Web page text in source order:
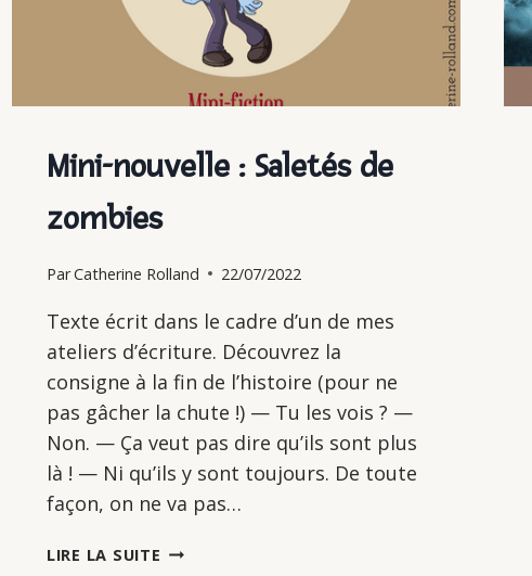
Mini-nouvelle : Saletés de
zombies
ParCatherine Rolland 22/07/2022
Texte écrit dans le cadre d’un de mes
ateliers d’écriture. Découvrez la
consigne à la fin de l’histoire (pour ne
pas gâcher la chute !) — Tu les vois ? —
Non. — Ça veut pas dire qu’ils sont plus
là ! — Ni qu’ils y sont toujours. De toute
façon, on ne va pas…
LIRE LA SUITE MINI-